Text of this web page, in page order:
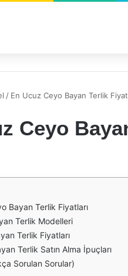
/ En Ucuz Ceyo Bayan Terlik
Ceyo
Bayan Terlik Fiyatları
Terlik Modelleri
Terlik Fiyatları
Terlik Satın Alma İpuçları
Sorulan Sorular)